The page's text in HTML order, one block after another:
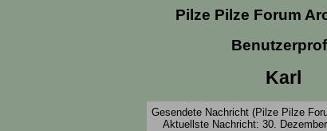
Pilze Pilze Forum
Karl
Gesendete Nachricht (Pilze Pilze
Aktuellste Nachricht: 30.